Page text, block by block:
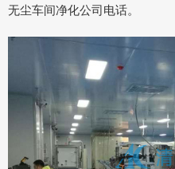
无尘车间净化公司电话。